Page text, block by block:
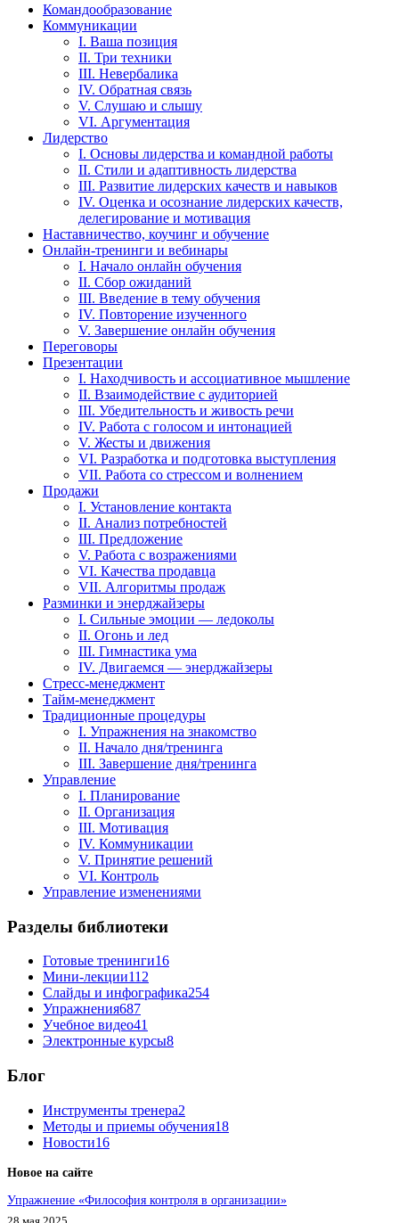
Командообразование
Коммуникации
I. Ваша позиция
II. Три техники
III. Невербалика
IV. Обратная связь
V. Слушаю и слышу
VI. Аргументация
Лидерство
I. Основы лидерства и командной работы
II. Стили и адаптивность лидерства
III. Развитие лидерских качеств и навыков
IV. Оценка и осознание лидерских качеств,
делегирование и мотивация
Наставничество, коучинг и обучение
Онлайн-тренинги и вебинары
I. Начало онлайн обучения
II. Сбор ожиданий
III. Введение в тему обучения
IV. Повторение изученного
V. Завершение онлайн обучения
Переговоры
Презентации
I. Находчивость и ассоциативное мышление
II. Взаимодействие с аудиторией
III. Убедительность и живость речи
IV. Работа с голосом и интонацией
V. Жесты и движения
VI. Разработка и подготовка выступления
VII. Работа со стрессом и волнением
Продажи
I. Установление контакта
II. Анализ потребностей
III. Предложение
V. Работа с возражениями
VI. Качества продавца
VII. Алгоритмы продаж
Разминки и энерджайзеры
I. Сильные эмоции — ледоколы
II. Огонь и лед
III. Гимнастика ума
IV. Двигаемся — энерджайзеры
Стресс-менеджмент
Тайм-менеджмент
Традиционные процедуры
I. Упражнения на знакомство
II. Начало дня/тренинга
III. Завершение дня/тренинга
Управление
I. Планирование
II. Организация
III. Мотивация
IV. Коммуникации
V. Принятие решений
VI. Контроль
Управление изменениями
Разделы библиотеки
Готовые тренинги16
Мини-лекции112
Слайды и инфографика254
Упражнения687
Учебное видео41
Электронные курсы8
Блог
Инструменты тренера2
Методы и приемы обучения18
Новости16
Новое на сайте
Упражнение «Философия контроля в организации»